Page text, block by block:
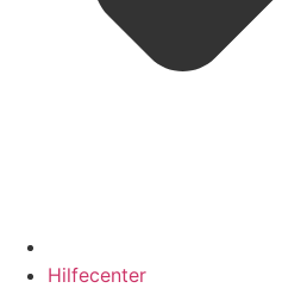
Hilfecenter